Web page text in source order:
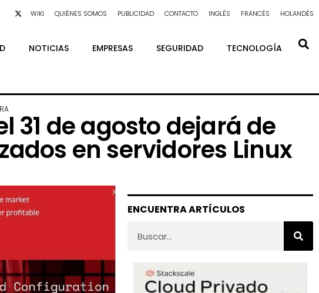
WIKI QUIÉNES SOMOS PUBLICIDAD CONTACTO INGLÉS FRANCÉS HOLANDÉS
NOTICIAS EMPRESAS SEGURIDAD TECNOLOGÍA
31 de agosto dejará de
en servidores Linux
ENCUENTRA ARTÍCULOS